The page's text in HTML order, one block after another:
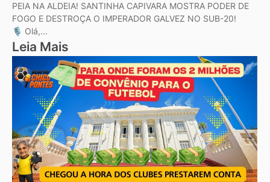
PEIA NA ALDEIA! SANTINHA CAPIVARA MOSTRA PODER DE
FOGO E DESTROÇA O IMPERADOR GALVEZ NO SUB-20!
🎙️ Olá,...
Leia Mais